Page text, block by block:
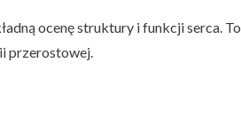
ocenę struktury i funkcji serca. To
przerostowej.